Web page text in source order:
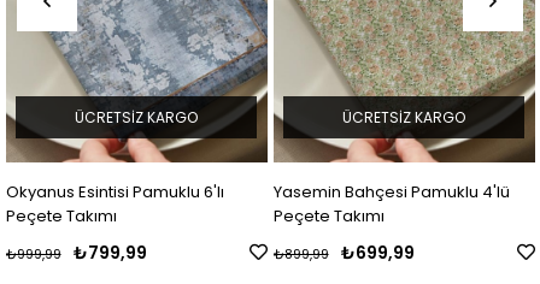
Okyanus Esintisi Pamuklu 6'lı
Peçete Takımı
₺799,99
₺999,99
ÜCRETSIZ KARGO
Yasemin Bahçesi Pamuklu 4'lü
Peçete Takımı
₺699,99
₺899,99
ÜCRETSIZ KARGO